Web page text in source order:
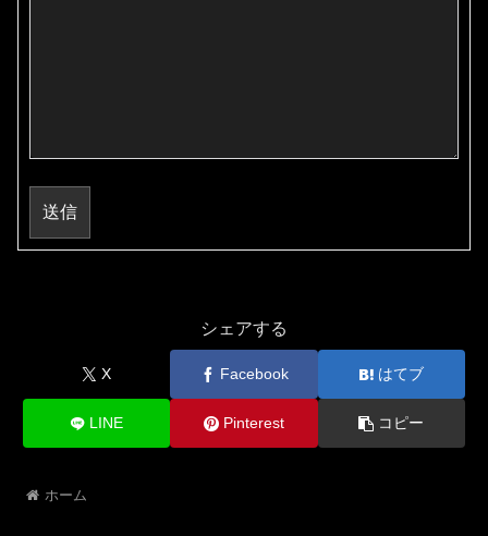
送信
シェアする
X Facebook はてブ
LINE Pinterest コピー
ホーム